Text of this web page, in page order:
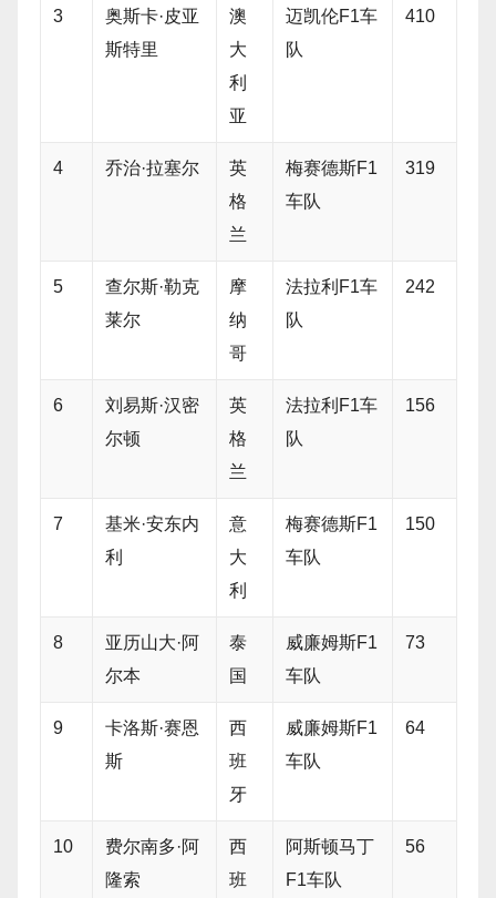
3
奥斯卡·皮亚
斯特里
澳
大
利
亚
迈凯伦F1车
队
410
4 乔治·拉塞尔
英
格
兰
梅赛德斯F1
车队
319
5
查尔斯·勒克
莱尔
摩
纳
哥
法拉利F1车
队
242
6
刘易斯·汉密
尔顿
英
格
兰
法拉利F1车
队
156
7
基米·安东内
利
意
大
利
梅赛德斯F1
车队
150
8
亚历山大·阿
尔本
泰
国
威廉姆斯F1
车队
73
9
卡洛斯·赛恩
斯
西
班
牙
威廉姆斯F1
车队
64
10
费尔南多·阿
隆索
西
班
阿斯顿马丁
F1车队
56